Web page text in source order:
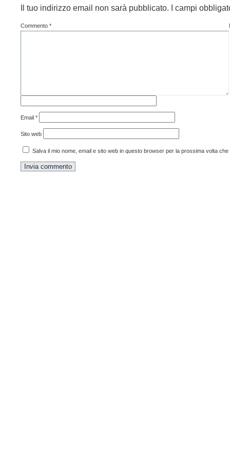
Il tuo indirizzo email non sarà pubblicato. I campi
Commento *
Email *
Sito web
Salva il mio nome, email e sito web in questo browser per la prossima volta